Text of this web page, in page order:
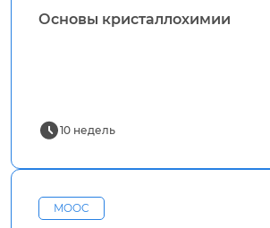
Основы кристаллохимии
10 недель
MOOC